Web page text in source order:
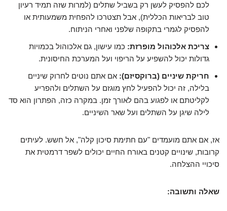
לכם להפסיק לעשן רק בשביל שתלים (למרות שזה תמיד רעיון
טוב לבריאות הכללית), אבל תצטרכו להפחית משמעותית או
להפסיק לגמרי בתקופה שלפני ואחרי הניתוח.
צריכת אלכוהול מופרזת: כמו עישון, גם אלכוהול בכמויות
גדולות יכול להשפיע על הריפוי ועל המערכת החיסונית.
חריקת שיניים (ברוקסיזם): אם אתם נוטים לחרוק שיניים
בלילה, זה יכול להפעיל לחץ מוגזם על השתלים ולהפריע
לקליטתם או לפגוע בהם לאורך זמן. במקרה כזה, הפתרון הוא סד
לילה שיגן על השתלים ועל שאר השיניים.
אז, אם אתם מועמדים "עם חתימת סיכון קלה", אל חשש. לעיתים
קרובות, שינויים קטנים באורח החיים יכולים לשפר דרמטית את
סיכויי ההצלחה.
שאלה ותשובה: